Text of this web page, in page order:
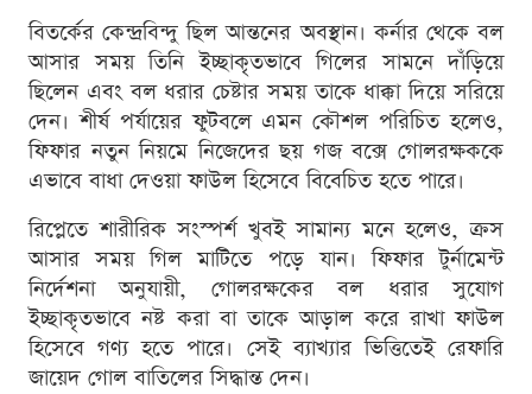
বিতর্কের কেন্দ্রবিন্দু ছিল আন্তনের অবস্থান। কর্নার থেকে বল
আসার সময় তিনি ইচ্ছাকৃতভাবে গিলের সামনে দাঁড়িয়ে
ছিলেন এবং বল ধরার চেষ্টার সময় তাকে ধাক্কা দিয়ে সরিয়ে
দেন। শীর্ষ পর্যায়ের ফুটবলে এমন কৌশল পরিচিত হলেও,
ফিফার নতুন নিয়মে নিজেদের ছয় গজ বক্সে গোলরক্ষককে
এভাবে বাধা দেওয়া ফাউল হিসেবে বিবেচিত হতে পারে।
রিপ্লেতে শারীরিক সংস্পর্শ খুবই সামান্য মনে হলেও, ক্রস
আসার সময় গিল মাটিতে পড়ে যান। ফিফার টুর্নামেন্ট
নির্দেশনা অনুযায়ী, গোলরক্ষকের বল ধরার সুযোগ
ইচ্ছাকৃতভাবে নষ্ট করা বা তাকে আড়াল করে রাখা ফাউল
হিসেবে গণ্য হতে পারে। সেই ব্যাখ্যার ভিত্তিতেই রেফারি
জায়েদ গোল বাতিলের সিদ্ধান্ত দেন।